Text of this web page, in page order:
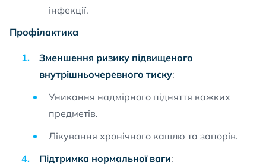
інфекції.
Профілактика
Зменшення ризику підвищеного
внутрішньочеревного тиску:
Уникання надмірного підняття важких
предметів.
Лікування хронічного кашлю та запорів.
Підтримка нормальної ваги: